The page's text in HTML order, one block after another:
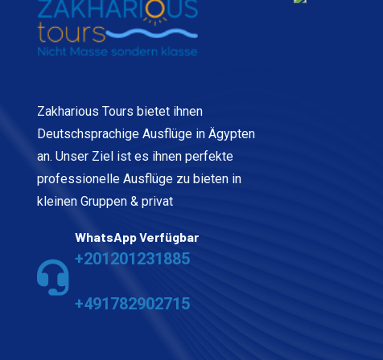
Zakharious Tours bietet ihnen
Deutschsprachige Ausflüge in Ägypten
an. Unser Ziel ist es ihnen perfekte
professionelle Ausflüge zu bieten in
kleinen Gruppen & privat
WhatsApp Verfügbar
+201201231885
+491782902715